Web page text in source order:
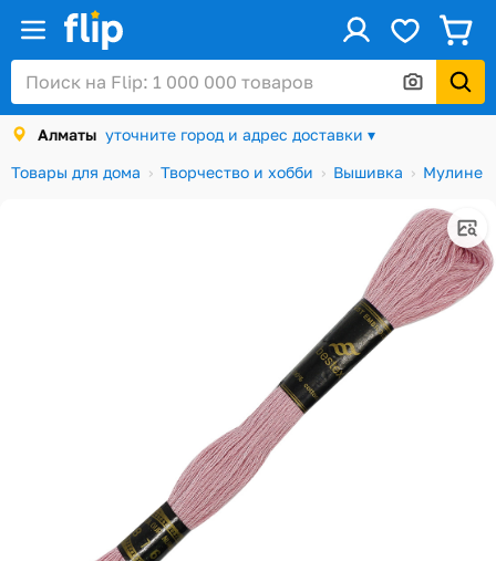
Алматы уточните город и адрес доставки ▾
Товары для дома
Творчество и хобби Вышивка Мулине
Войти / Регистрация
Каталог
Скидки и акции
История просмотров
Способы доставки